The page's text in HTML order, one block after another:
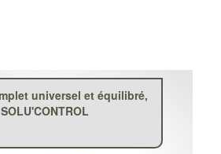
universel et équilibré,
SOLU'CONTROL